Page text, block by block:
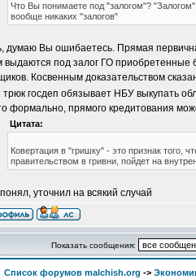
Что Вы понимаете под "залогом"?
вообще никаких "залогов"
думаю Вы ошибаетесь. Прямая
выдаются под залог ГО
Косвенным доказательством
трюк госдеп обязывает НБУ выкупать
формально, прямого кредитования
Цитата:
Ковертация в "гришку" - это признак того,
правительством в гривни, пойдет на
уточнил на всякий случай
Показать сообщения:
Список форумов malchish.org ->